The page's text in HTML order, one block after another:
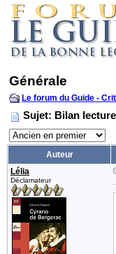
Générale
Le forum du Guide -
Sujet: Bilan
Auteur
Lélia
Déclamateur